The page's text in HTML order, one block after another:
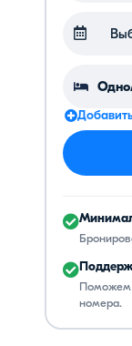
Поможем
номера.